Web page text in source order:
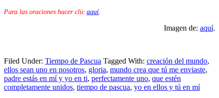
Para las oraciones hacer clic aquí.
Imagen de: aquí.
Filed Under: Tiempo de Pascua Tagged With: creación del mundo,
ellos sean uno en nosotros, gloria, mundo crea que tú me enviaste,
padre estás en mí y yo en ti, perfectamente uno, que estén
completamente unidos, tiempo de pascua, yo en ellos y tú en mí